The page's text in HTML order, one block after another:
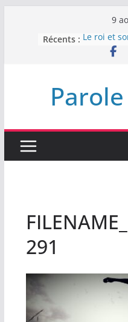
9
Récents : Le roi et
LABAN
291